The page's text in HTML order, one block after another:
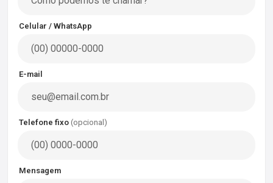
Celular / WhatsApp
E-mail
Telefone fixo (opcional)
Mensagem